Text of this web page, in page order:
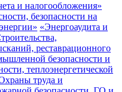
и налогообложения»
безопасности на
«Энергоаудита и
реставрационного
безопасности и
теплоэнергетической
труда и